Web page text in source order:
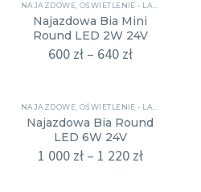
600 zł
do
1
NAJAZDOWE, OŚWIETLENIE - LAMPY
Najazdowa Bia Mini
Round LED 2W 24V
600 zł – 640 złZakres
do
640 zł
NAJAZDOWE, OŚWIETLENIE - LAMPY
Najazdowa Bia Round
LED 6W 24V
1 000 zł – 1 220 złZakres